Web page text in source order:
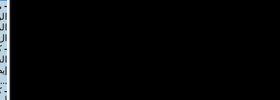
-
-
...
-